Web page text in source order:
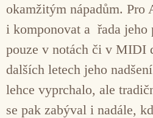
okamžitým nápadům. Pro
i komponovat a řada jeho
pouze v notách či v MIDI
dalších letech jeho
lehce vyprchalo, ale
se pak zabýval i nadále,